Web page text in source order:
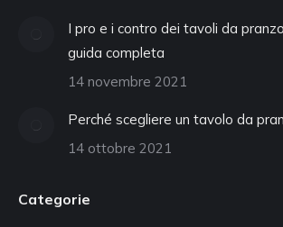
I pro e i contro dei tavoli da
guida completa
14 novembre 2021
Perché scegliere un tavolo da
14 ottobre 2021
Categorie